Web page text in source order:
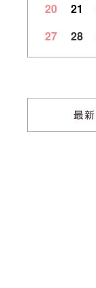
20
21
27
28